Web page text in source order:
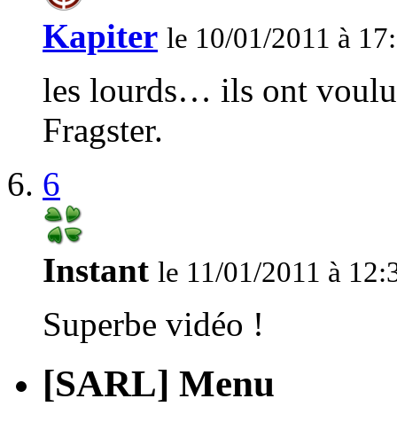
Kapiter le 10/01/2011 à
les lourds… ils ont
Fragster.
6
Instant le 11/01/2011 à
Superbe vidéo !
[SARL] Menu